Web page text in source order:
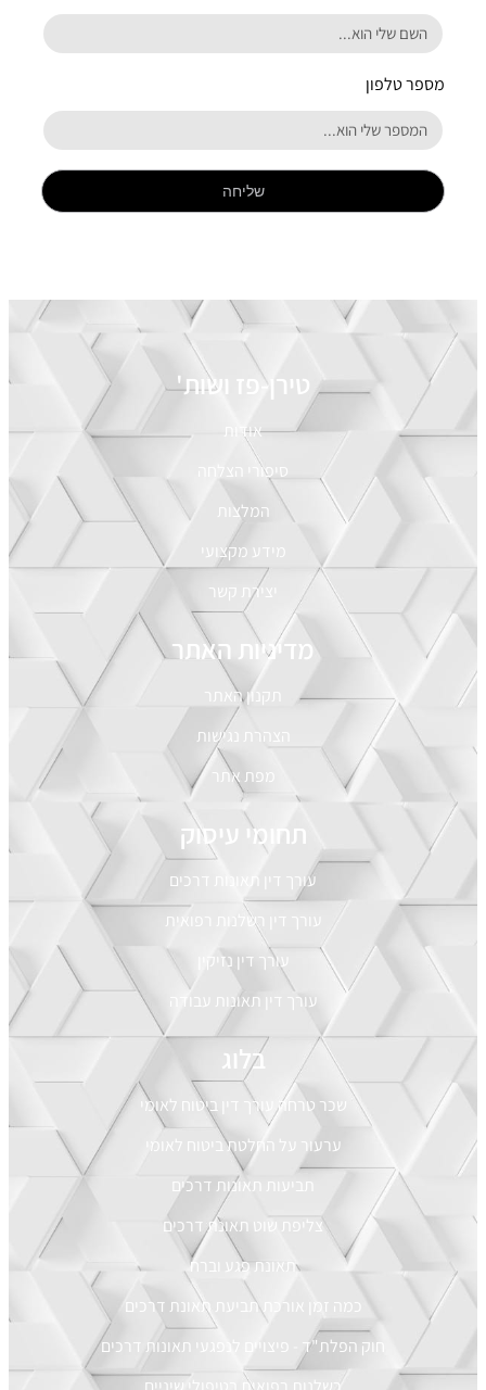
מספר טלפון
שליחה
טירן-פז ושות'
אודות
סיפורי הצלחה
המלצות
מידע מקצועי
יצירת קשר
מדיניות האתר
תקנון האתר
הצהרת נגישות
מפת אתר
תחומי עיסוק
עורך דין תאונות דרכים
עורך דין רשלנות רפואית
עורך דין נזיקין
עורך דין תאונות עבודה
בלוג
שכר טרחה עורך דין ביטוח לאומי
ערעור על החלטת ביטוח לאומי
תביעות תאונות דרכים
צליפת שוט תאונת דרכים
תאונת פגע וברח
כמה זמן אורכת תביעת תאונת דרכים
חוק הפלת"ד - פיצויים לנפגעי תאונות דרכים